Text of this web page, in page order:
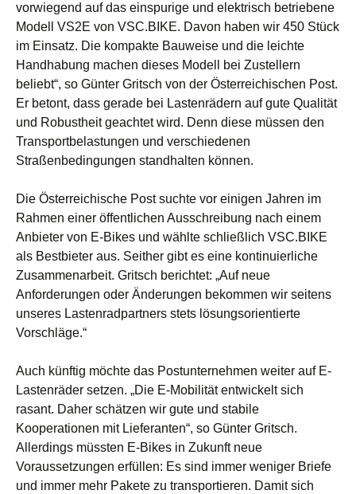
vorwiegend auf das einspurige und elektrisch betriebene
Modell VS2E von VSC.BIKE. Davon haben wir 450 Stück
im Einsatz. Die kompakte Bauweise und die leichte
Handhabung machen dieses Modell bei Zustellern
beliebt“, so Günter Gritsch von der Österreichischen Post.
Er betont, dass gerade bei Lastenrädern auf gute Qualität
und Robustheit geachtet wird. Denn diese müssen den
Transportbelastungen und verschiedenen
Straßenbedingungen standhalten können.
Die Österreichische Post suchte vor einigen Jahren im
Rahmen einer öffentlichen Ausschreibung nach einem
Anbieter von E-Bikes und wählte schließlich VSC.BIKE
als Bestbieter aus. Seither gibt es eine kontinuierliche
Zusammenarbeit. Gritsch berichtet: „Auf neue
Anforderungen oder Änderungen bekommen wir seitens
unseres Lastenradpartners stets lösungsorientierte
Vorschläge.“
Auch künftig möchte das Postunternehmen weiter auf E-
Lastenräder setzen. „Die E-Mobilität entwickelt sich
rasant. Daher schätzen wir gute und stabile
Kooperationen mit Lieferanten“, so Günter Gritsch.
Allerdings müssten E-Bikes in Zukunft neue
Voraussetzungen erfüllen: Es sind immer weniger Briefe
und immer mehr Pakete zu transportieren. Damit sich